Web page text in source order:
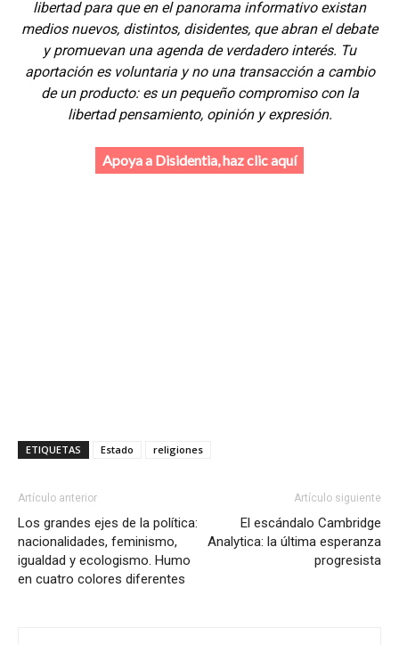
libertad para que en el panorama informativo existan
medios nuevos, distintos, disidentes, que abran el debate
y promuevan una agenda de verdadero interés. Tu
aportación es voluntaria y no una transacción a cambio
de un producto: es un pequeño compromiso con la
libertad pensamiento, opinión y expresión.
Apoya a Disidentia, haz clic aquí
ETIQUETAS Estado religiones
Artículo anterior
Los grandes ejes de la política:
nacionalidades, feminismo,
igualdad y ecologismo. Humo
en cuatro colores diferentes
Artículo siguiente
El escándalo Cambridge
Analytica: la última esperanza
progresista